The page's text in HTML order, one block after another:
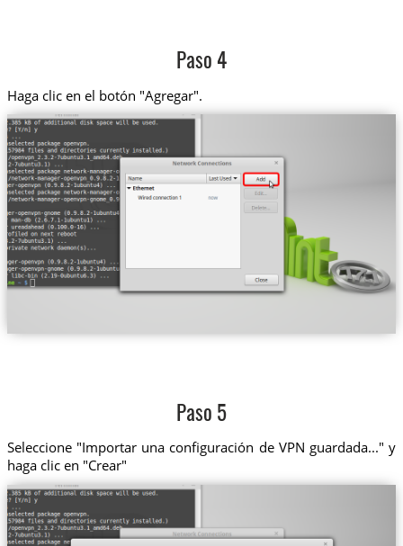
Paso 4
Haga clic en el botón "Agregar".
Paso 5
Seleccione "Importar una configuración de VPN guardada..." y
haga clic en "Crear"